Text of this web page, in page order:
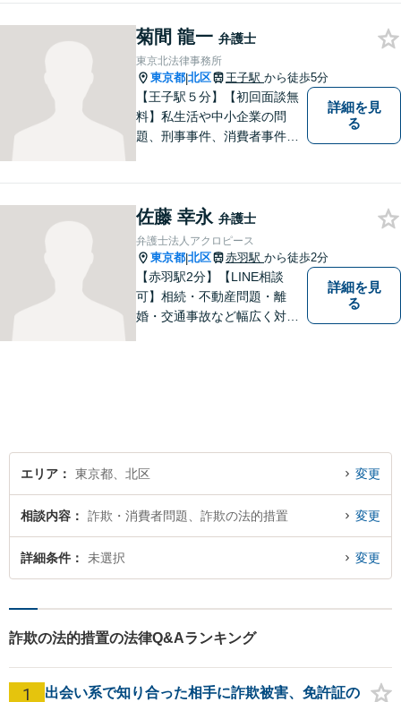
弁護団事件の経験多数。【セ
カンドオピニオン対応】お気
軽にご連絡ください。
菊間 龍一 弁護士
東京北法律事務所
東京都|北区 王子駅 から徒歩5分
【王子駅５分】【初回面談無
料】私生活や中小企業の問
題、刑事事件、消費者事件、
っております。少しでもお困
りの際はお気軽にご相談くだ
さい。
詳細を見
る
佐藤 幸永 弁護士
弁護士法人アクロピース
東京都|北区 赤羽駅 から徒歩2分
【赤羽駅2分】【LINE相談
可】相続・不動産問題・離
婚・交通事故など幅広く対
詳細を見
る
エリア 東京都、北区 変更
相談内容 詐欺・消費者問題、詐欺の法的措置 変更
詳細条件 未選択 変更
詐欺の法的措置の法律Q&Aランキング
1 出会い系で知り合った相手に詐欺被害、免許証の